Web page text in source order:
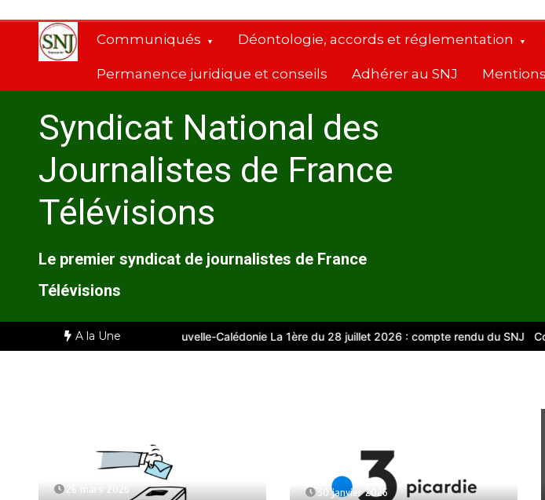
contenu
Communiqués Déontologie, accords et réglementation
Permanence juridique et conseils Adhérer au SNJ
Syndicat National des
Journalistes de France
Télévisions
Le premier syndicat de journalistes de France
Télévisions
A la Une
Comité d’entreprise de Nouvelle-Calédonie La 1ère du 28 juillet 2026 : compte rendu du SNJ
26 mars 2026 30 janvier 2026